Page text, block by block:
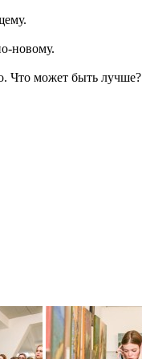
новому.
Что может быть лучше?